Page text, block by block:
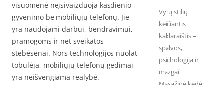
visuomenė neįsivaizduoja kasdienio
gyvenimo be mobiliųjų telefonų. Jie
yra naudojami darbui, bendravimui,
pramogoms ir net sveikatos
stebėsenai. Nors technologijos nuolat
tobulėja, mobiliųjų telefonų gedimai
yra neišvengiama realybė.
Vyrų stilių
keičiantis
kaklaraištis –
spalvos,
psichologija ir
mazgai